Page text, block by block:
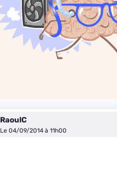
RaoulC
Le 04/09/2014 à 11h00